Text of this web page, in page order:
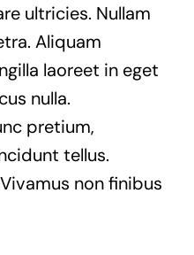
ultricies. Nullam
Aliquam
laoreet in eget
nulla.
pretium,
tellus.
non finibus